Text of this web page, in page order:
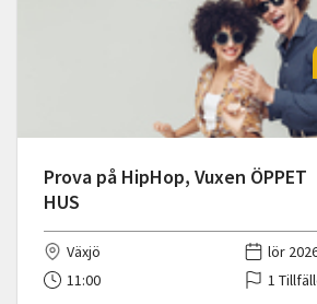
Prova på HipHop, Vuxen ÖPPET
HUS
Växjö
lör
11:00
1